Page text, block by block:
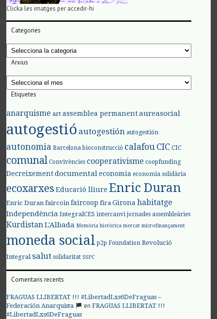
Clicka les imatges per accedir-hi
Categories
Categories
Arxius
Arxius
Etiquetes
anarquisme art assemblea permanent aureasocial
autogestió autogestión autogestión
autonomia Barcelona bioconstrucció calafouCIC CIC
comunal Convivències cooperativisme coopfunding
Decreixement documental economia economia solidària
ecoxarxes Educació lliure Enric Duran
Enric Duran faircoin faircoop fira Girona habitatge
Independència IntegralCES intercanvi jornades assembleàries
KurdistanL'Albada Memòria històrica mercat microfinançament
moneda social p2p Foundation Revolució
Integral salut solidaritat SSPC
Comentaris recents
FRAGUAS LLIBERTAT !!! #LibertadLxs6DeFraguas –
Federación Anarquista
enFRAGUAS LLIBERTAT !!!
#LibertadLxs6DeFraguas